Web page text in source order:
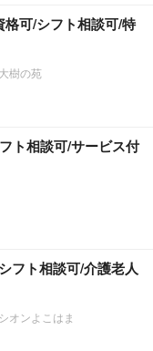
格可/シフト相談可/特
樹の苑
ト相談可/サービス付
フト相談可/介護老人
オンよこはま